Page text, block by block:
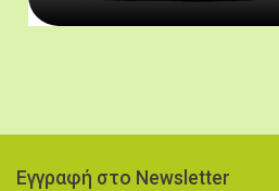
Εγγραφή στο Newsletter